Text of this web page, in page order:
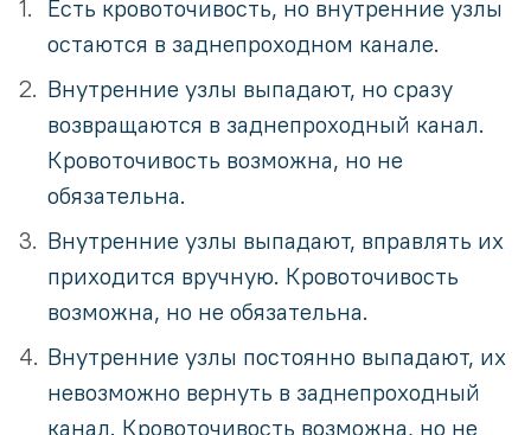
Есть кровоточивость, но внутренние узлы
остаются в заднепроходном канале.
Внутренние узлы выпадают, но сразу
возвращаются в заднепроходный канал.
Кровоточивость возможна, но не
обязательна.
Внутренние узлы выпадают, вправлять их
приходится вручную. Кровоточивость
возможна, но не обязательна.
Внутренние узлы постоянно выпадают, их
невозможно вернуть в заднепроходный
канал. Кровоточивость возможна, но не